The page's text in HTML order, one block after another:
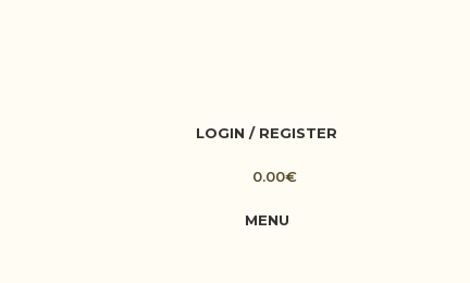
LOGIN / REGISTER
0.00€
MENU